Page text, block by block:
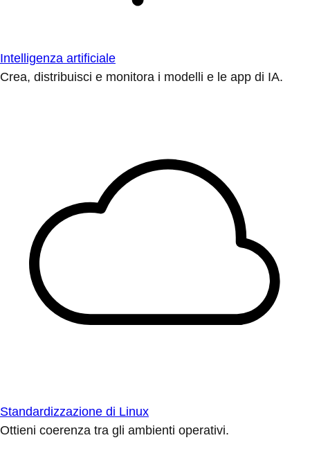
Intelligenza artificiale
Crea, distribuisci e monitora i modelli e le app di IA.
Standardizzazione di Linux
Ottieni coerenza tra gli ambienti operativi.